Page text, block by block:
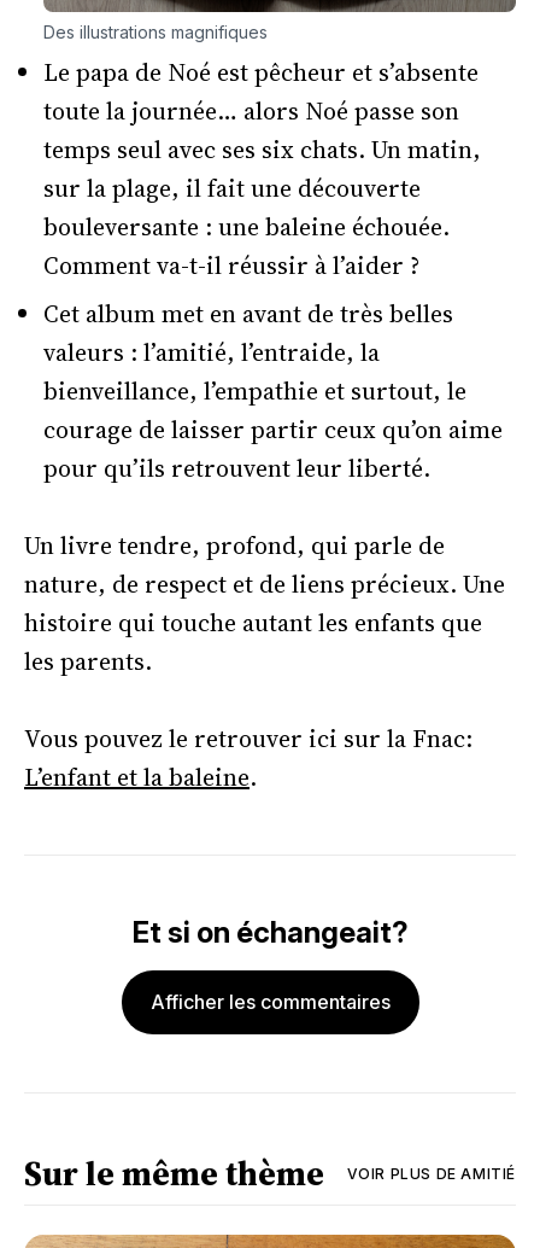
Des illustrations magnifiques
Le papa de Noé est pêcheur et s’absente
toute la journée… alors Noé passe son
temps seul avec ses six chats. Un matin,
sur la plage, il fait une découverte
bouleversante : une baleine échouée.
Comment va-t-il réussir à l’aider ?
Cet album met en avant de très belles
valeurs : l’amitié, l’entraide, la
bienveillance, l’empathie et surtout, le
courage de laisser partir ceux qu’on aime
pour qu’ils retrouvent leur liberté.
Un livre tendre, profond, qui parle de
nature, de respect et de liens précieux. Une
histoire qui touche autant les enfants que
les parents.
Vous pouvez le retrouver ici sur la Fnac:
L’enfant et la baleine.
Et si on échangeait?
Afficher les commentaires
Sur le même thème VOIR PLUS DE AMITIÉ